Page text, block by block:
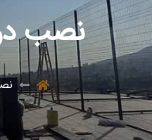
نصب